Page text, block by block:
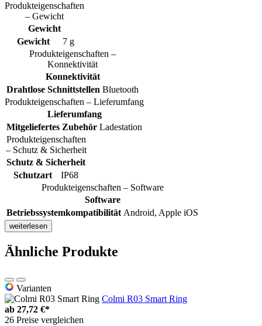
Produkteigenschaften
– Gewicht
Gewicht
Gewicht
7 g
Produkteigenschaften –
Konnektivität
Konnektivität
Drahtlose Schnittstellen Bluetooth
Produkteigenschaften – Lieferumfang
Lieferumfang
Mitgeliefertes Zubehör Ladestation
Produkteigenschaften
– Schutz & Sicherheit
Schutz & Sicherheit
Schutzart
IP68
Produkteigenschaften – Software
Software
Betriebssystemkompatibilität Android, Apple iOS
weiterlesen
Ähnliche Produkte
Varianten
Colmi R03 Smart Ring
ab 27,72 €*
26 Preise vergleichen